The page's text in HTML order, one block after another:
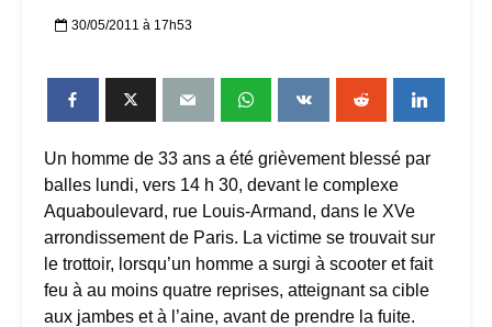
30/05/2011 à 17h53
Un homme de 33 ans a été grièvement blessé par
balles lundi, vers 14 h 30, devant le complexe
Aquaboulevard, rue Louis-Armand, dans le XVe
arrondissement de Paris. La victime se trouvait sur
le trottoir, lorsqu’un homme a surgi à scooter et fait
feu à au moins quatre reprises, atteignant sa cible
aux jambes et à l’aine, avant de prendre la fuite.